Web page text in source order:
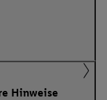
Hinweise